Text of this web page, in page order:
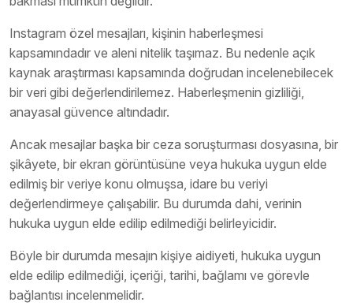
Instagram özel mesajları, kişinin haberleşmesi
kapsamındadır ve aleni nitelik taşımaz. Bu nedenle açık
kaynak araştırması kapsamında doğrudan incelenebilecek
bir veri gibi değerlendirilemez. Haberleşmenin gizliliği,
anayasal güvence altındadır.
Ancak mesajlar başka bir ceza soruşturması dosyasına, bir
şikâyete, bir ekran görüntüsüne veya hukuka uygun elde
edilmiş bir veriye konu olmuşsa, idare bu veriyi
değerlendirmeye çalışabilir. Bu durumda dahi, verinin
hukuka uygun elde edilip edilmediği belirleyicidir.
Böyle bir durumda mesajın kişiye aidiyeti, hukuka uygun
elde edilip edilmediği, içeriği, tarihi, bağlamı ve görevle
bağlantısı incelenmelidir.